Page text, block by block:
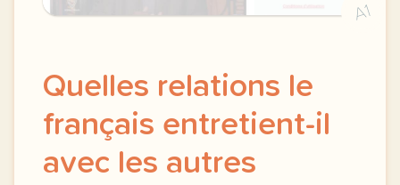
A1
Quelles relations le
français entretient-il
avec les autres